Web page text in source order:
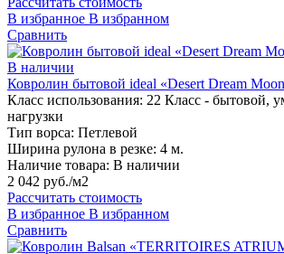
В избранное В избранном
Сравнить
В наличии
Ковролин бытовой ideal «Desert Dream
Класс использования: 22 Класс - бытовой,
нагрузки
Тип ворса: Петлевой
Ширина рулона в резке: 4 м.
Наличие товара: В наличии
2 042 руб./м2
Рассчитать стоимость
В избранное В избранном
Сравнить